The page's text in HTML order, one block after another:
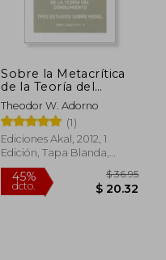
45%
dcto. $
Sobre la Metacrítica
de la Teoría del
Conocimiento
Theodor W. Adorno
(1)
Ediciones Akal, 2012, 1
Edición, Tapa Blanda,
Nuevo